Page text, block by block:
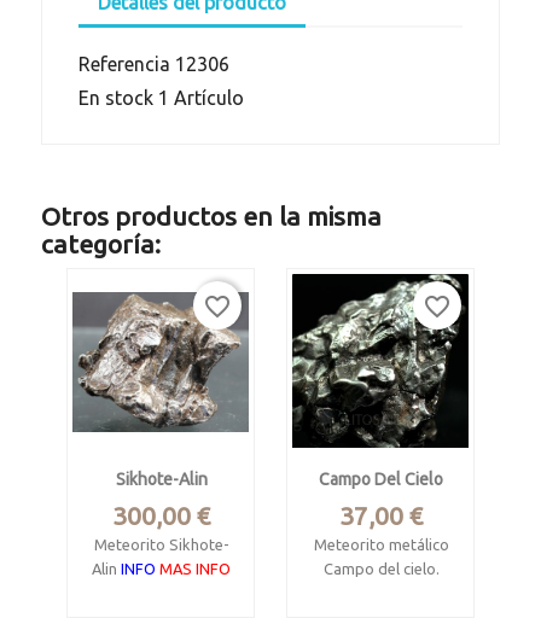
Referencia 12306
En stock 1 Artículo
Otros productos en la misma
categoría:
Sikhote-Alin
Precio
300,00 €
Meteorito Sikhote-
Alin INFO MAS INFO
favorite_border
Campo Del Cielo
Precio
37,00 €
Meteorito metálico
Campo del cielo.
favorite_border